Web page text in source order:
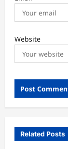
Website
Related Posts